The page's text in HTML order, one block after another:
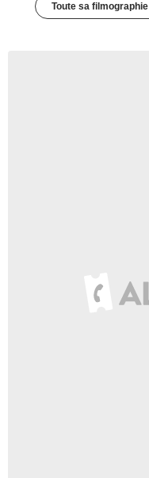
Toute sa filmographie